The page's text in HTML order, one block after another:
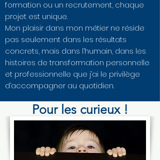
formation ou un recrutement, chaque
projet est unique.
Mon plaisir dans mon métier ne réside
pas seulement dans les résultats
concrets, mais dans l’humain, dans les
histoires de transformation personnelle
et professionnelle que j’ai le privilège
d’accompagner au quotidien.
Pour les curieux !